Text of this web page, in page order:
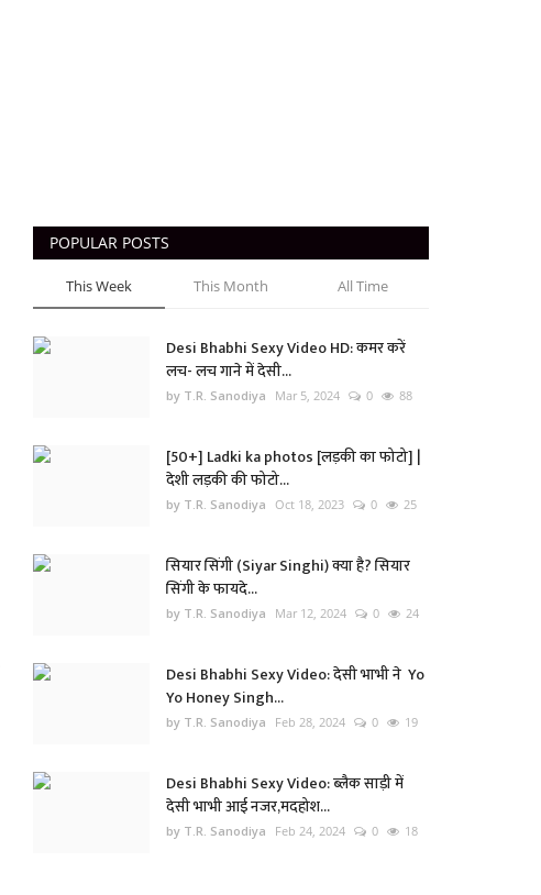
POPULAR POSTS
This Week This Month All Time
Desi Bhabhi Sexy Video HD: कमर करें
लच- लच गाने में देसी...
by T.R. Sanodiya Mar 5, 2024 0 88
[50+] Ladki ka photos [लड़की का फोटो] |
देशी लड़की की फोटो...
by T.R. Sanodiya Oct 18, 2023 0 25
सियार सिंगी (Siyar Singhi) क्या है? सियार
सिंगी के फायदे...
by T.R. Sanodiya Mar 12, 2024 0 24
Desi Bhabhi Sexy Video: देसी भाभी ने Yo
Yo Honey Singh...
by T.R. Sanodiya Feb 28, 2024 0 19
Desi Bhabhi Sexy Video: ब्लैक साड़ी में
देसी भाभी आई नजर,मदहोश...
by T.R. Sanodiya Feb 24, 2024 0 18